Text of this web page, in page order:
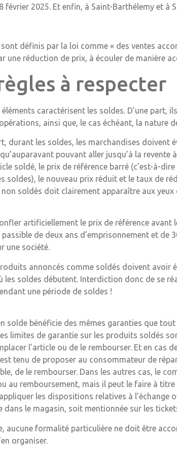
février 2025. Et enfin, à Saint-Barthélemy et à
définis par la loi comme « des ventes
une réduction de prix, à écouler de manière
à respecter
caractérisent les soldes. D’une part,
ainsi que, le cas échéant, la nature
durant les soldes, les marchandises
pouvant aller jusqu’à la
soldé, le prix de référence barré (c’est-à-
soldes), le nouveau prix réduit et le taux de
non soldés doit clairement apparaître aux
artificiellement le prix de référence
de deux ans d’emprisonnement et de
une société.
annoncés comme soldés doivent avoir
les soldes débutent. Interdiction donc de se
une période de soldes !
solde bénéficie des mêmes garanties que
limites de garantie sur les produits soldés
l’article ou de le rembourser. Et en cas
tenu de proposer au consommateur de
de le rembourser. Dans les autres cas, le
au remboursement, mais il peut le faire à
les dispositions relatives à
dans le magasin, soit mentionnée sur les
aucune formalité particulière ne doit être
organiser.